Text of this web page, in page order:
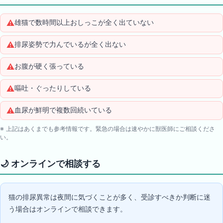
⚠️雄猫で数時間以上おしっこが全く出ていない
⚠️排尿姿勢で力んでいるが全く出ない
⚠️お腹が硬く張っている
⚠️嘔吐・ぐったりしている
⚠️血尿が鮮明で複数回続いている
※ 上記はあくまでも参考情報です。緊急の場合は速やかに獣医師にご相談くださ
い。
🌙 オンラインで相談する
猫の排尿異常は夜間に気づくことが多く、受診すべきか判断に迷
う場合はオンラインで相談できます。